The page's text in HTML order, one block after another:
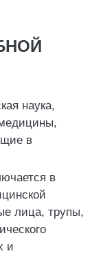
наука,
в
в
лица, трупы,
и